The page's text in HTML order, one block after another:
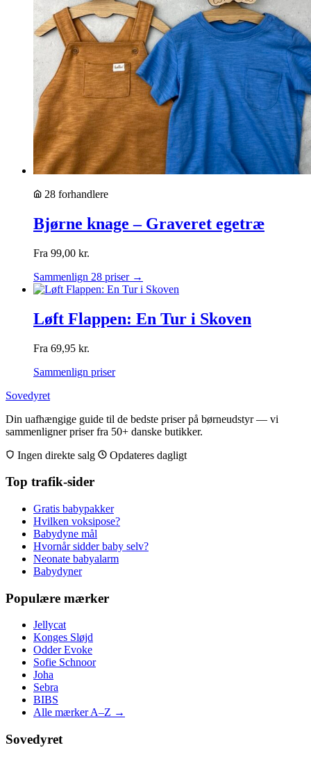
28 forhandlere
Bjørne knage – Graveret egetræ
Fra 99,00 kr.
Sammenlign 28 priser →
Løft Flappen: En Tur i Skoven
Fra 69,95 kr.
Sammenlign priser
Sovedyret
Din uafhængige guide til de bedste priser på børneudstyr — vi
sammenligner priser fra 50+ danske butikker.
Ingen direkte salg
Opdateres dagligt
Top trafik-sider
Gratis babypakker
Hvilken voksipose?
Babydyne mål
Hvornår sidder baby selv?
Neonate babyalarm
Babydyner
Populære mærker
Jellycat
Konges Sløjd
Odder Evoke
Sofie Schnoor
Joha
Sebra
BIBS
Alle mærker A–Z →
Sovedyret